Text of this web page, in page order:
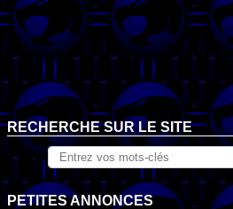
RECHERCHE SUR LE SITE
PETITES ANNONCES